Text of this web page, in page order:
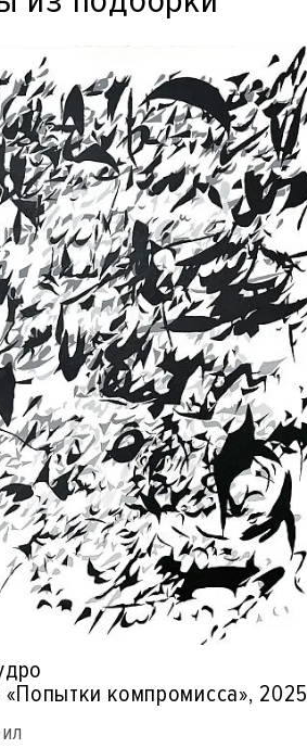
компромисса», 2025